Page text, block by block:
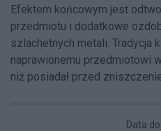
Efektem końcowym jest
przedmiotu i dodatkowe
szlachetnych metali. Tradycja
naprawionemu przedmiotowi
niż posiadał przed
Data